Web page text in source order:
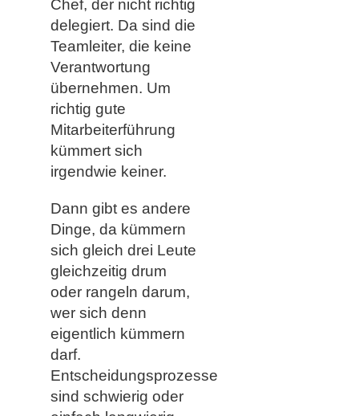
Chef, der nicht richtig
delegiert. Da sind die
Teamleiter, die keine
Verantwortung
übernehmen. Um
richtig gute
Mitarbeiterführung
kümmert sich
irgendwie keiner.
Dann gibt es andere
Dinge, da kümmern
sich gleich drei Leute
gleichzeitig drum
oder rangeln darum,
wer sich denn
eigentlich kümmern
darf.
Entscheidungsprozesse
sind schwierig oder